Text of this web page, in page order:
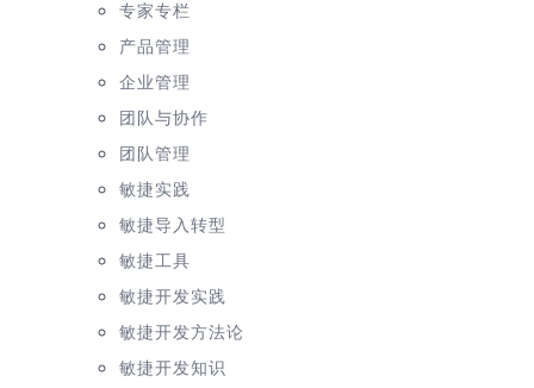
专家专栏
产品管理
企业管理
团队与协作
团队管理
敏捷实践
敏捷导入转型
敏捷工具
敏捷开发实践
敏捷开发方法论
敏捷开发知识